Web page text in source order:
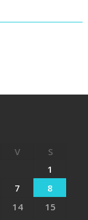
V
S
1
7
8
14
15